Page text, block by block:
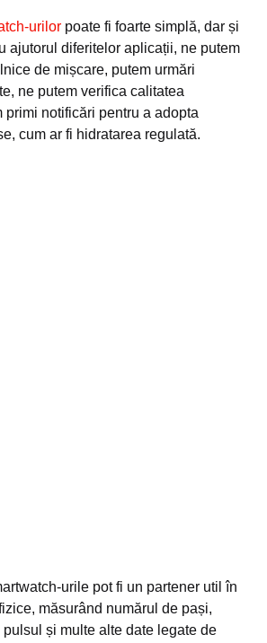
urilor poate fi foarte simplă, dar și
ajutorul diferitelor aplicații, ne putem
de mișcare, putem urmări
ne putem verifica calitatea
primi notificări pentru a adopta
cum ar fi hidratarea regulată.
urile pot fi un partener util în
măsurând numărul de pași,
și multe alte date legate de